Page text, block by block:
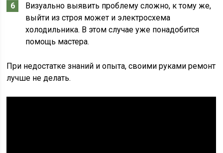
Визуально выявить проблему сложно, к тому же,
выйти из строя может и электросхема
холодильника. В этом случае уже понадобится
помощь мастера.
При недостатке знаний и опыта, своими руками ремонт
лучше не делать.